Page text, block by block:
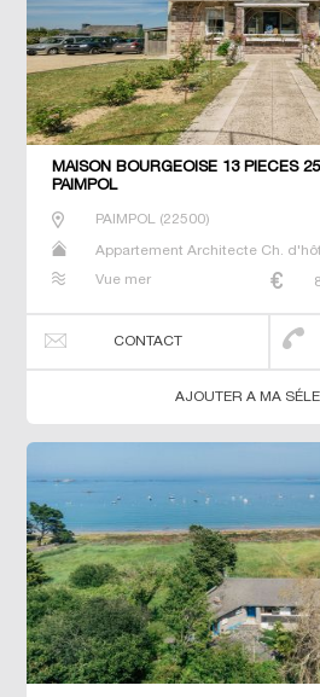
MAISON BOURGEOISE 13 PIECES
PAIMPOL
PAIMPOL (22500)
Appartement Architecte Ch.
Villa
Vue mer
CONTACT
AJOUTER A MA